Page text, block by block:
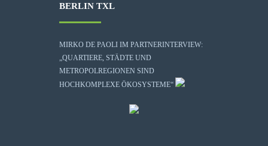
BERLIN TXL
MIRKO DE PAOLI IM PARTNERINTERVIEW:
„QUARTIERE, STÄDTE UND
METROPOLREGIONEN SIND
HOCHKOMPLEXE ÖKOSYSTEME“